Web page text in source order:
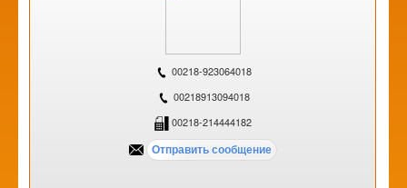
00218-923064018
00218913094018
00218-214444182